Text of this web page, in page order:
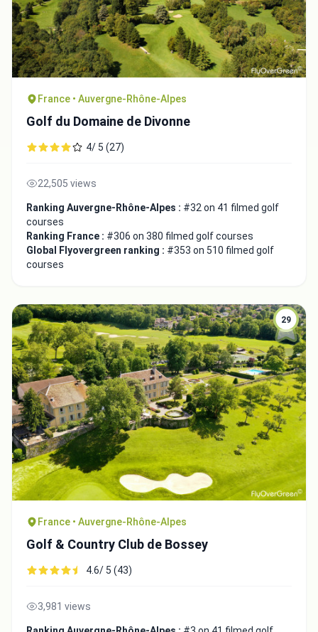
France • Auvergne-Rhône-Alpes
Golf du Domaine de Divonne
4/ 5 (27)
22,505 views
Ranking Auvergne-Rhône-Alpes : #32 on 41 filmed golf
courses
Ranking France : #306 on 380 filmed golf courses
Global Flyovergreen ranking : #353 on 510 filmed golf
courses
29
France • Auvergne-Rhône-Alpes
Golf & Country Club de Bossey
4.6/ 5 (43)
3,981 views